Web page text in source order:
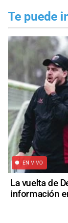
Te puede
EN VIVO
La vuelta de
información